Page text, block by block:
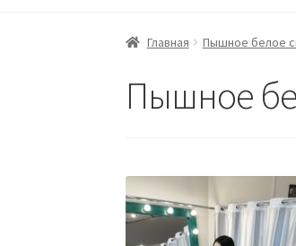
Главная Пышное белое
Пышное